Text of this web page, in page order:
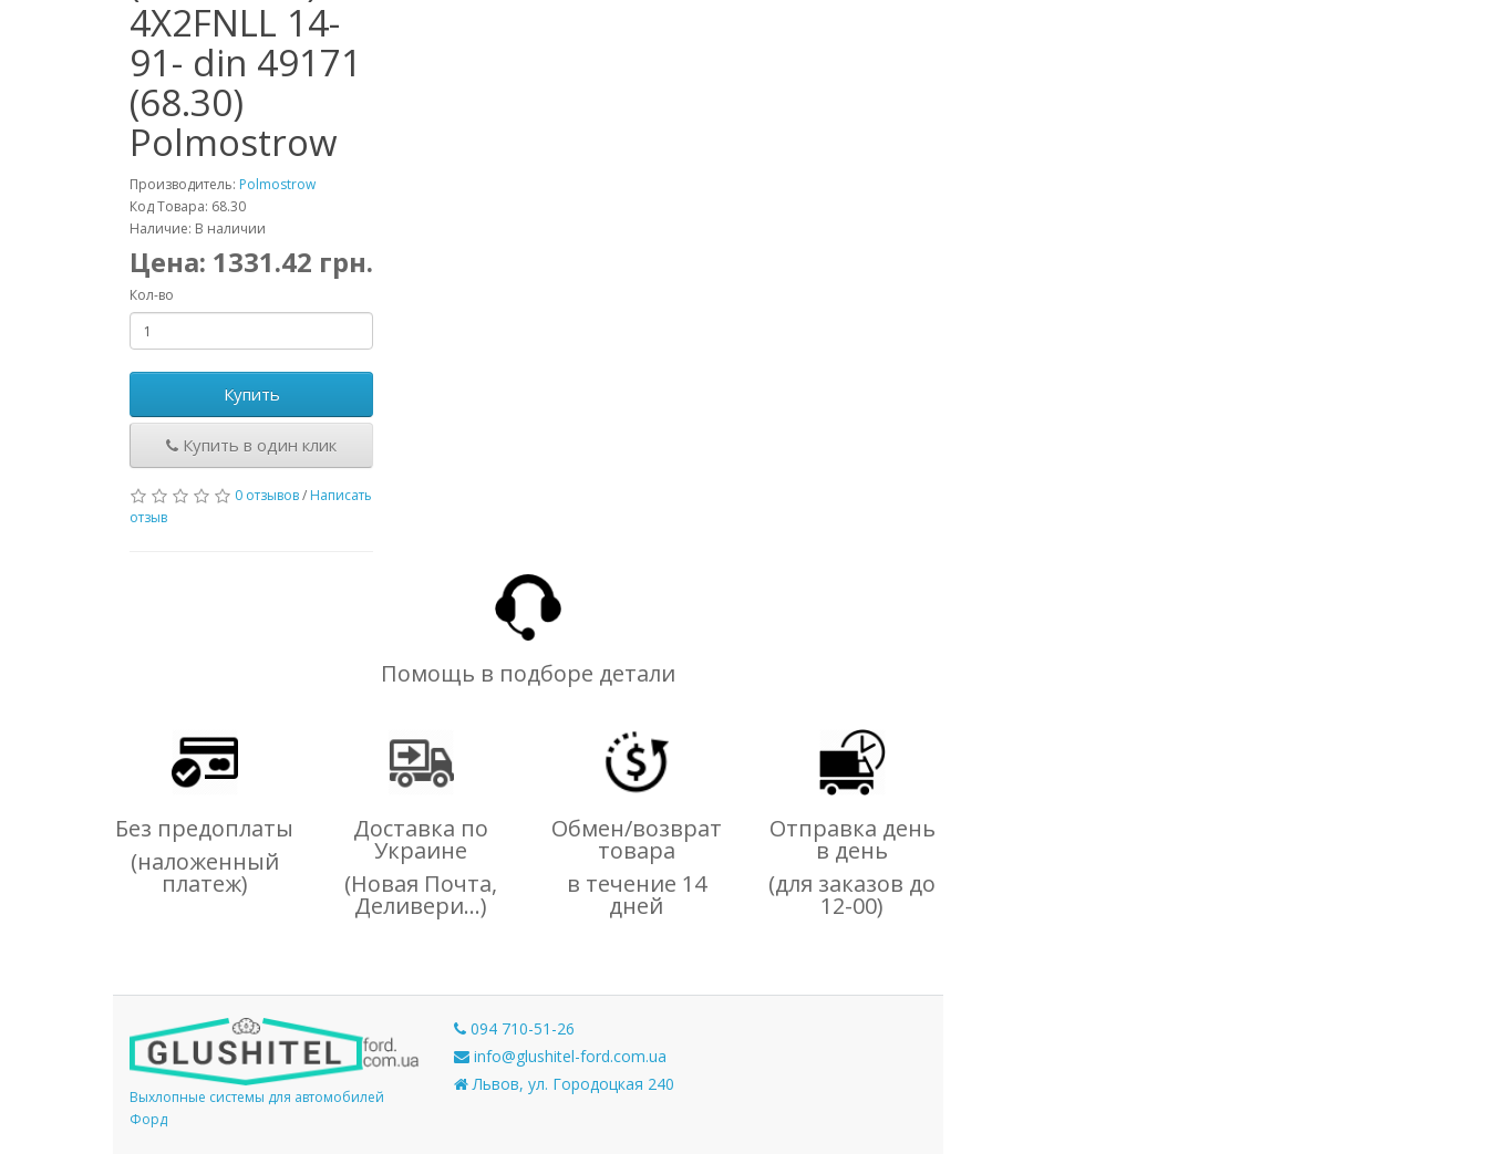
4X2FNLL 14-
91- din 49171
(68.30)
Polmostrow
Производитель: Polmostrow
Код Товара: 68.30
Наличие: В наличии
Цена: 1331.42 грн.
Кол-во
Купить
Купить в один клик
0 отзывов/ Написать
отзыв
Помощь в подборе детали
Без предоплаты
(наложенный
платеж)
Доставка по
Украине
(Новая Почта,
Деливери...)
Обмен/возврат
товара
в течение 14
дней
Отправка день
в день
(для заказов до
12-00)
Выхлопные системы для автомобилей
Форд
094 710-51-26
info@glushitel-ford.com.ua
Львов, ул. Городоцкая 240